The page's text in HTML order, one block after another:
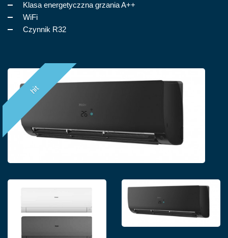
Klasa energetyczzna grzania A++
WiFi
Czynnik R32
hit